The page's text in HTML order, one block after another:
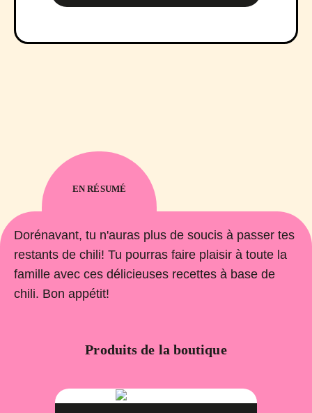
EN RÉSUMÉ
Dorénavant, tu n'auras plus de soucis à passer tes
restants de chili! Tu pourras faire plaisir à toute la
famille avec ces délicieuses recettes à base de
chili. Bon appétit!
Produits de la boutique